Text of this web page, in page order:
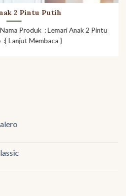
2 Pintu Putih
Produk : Lemari Anak 2 Pintu
Lanjut Membaca }